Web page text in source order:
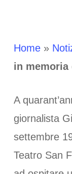
Home»
in memoria
A
giornalista
settembre
Teatro San